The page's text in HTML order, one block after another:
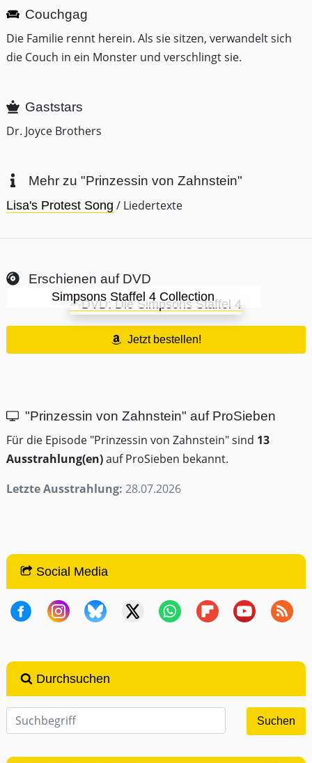
Couchgag
Die Familie rennt herein. Als sie sitzen, verwandelt sich
die Couch in ein Monster und verschlingt sie.
Gaststars
Dr. Joyce Brothers
Mehr zu "Prinzessin von Zahnstein"
Lisa's Protest Song / Liedertexte
Erschienen auf DVD
Simpsons Staffel 4 Collection
Jetzt bestellen!
"Prinzessin von Zahnstein" auf ProSieben
Für die Episode "Prinzessin von Zahnstein" sind 13
Ausstrahlung(en)auf ProSieben bekannt.
Letzte Ausstrahlung: 28.07.2026
Social Media
Durchsuchen